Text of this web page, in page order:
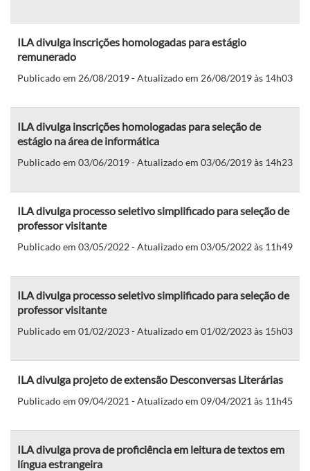
ILA divulga inscrições homologadas para estágio
remunerado
Publicado em 26/08/2019 - Atualizado em 26/08/2019 às 14h03
ILA divulga inscrições homologadas para seleção de
estágio na área de informática
Publicado em 03/06/2019 - Atualizado em 03/06/2019 às 14h23
ILA divulga processo seletivo simplificado para seleção de
professor visitante
Publicado em 03/05/2022 - Atualizado em 03/05/2022 às 11h49
ILA divulga processo seletivo simplificado para seleção de
professor visitante
Publicado em 01/02/2023 - Atualizado em 01/02/2023 às 15h03
ILA divulga projeto de extensão Desconversas Literárias
Publicado em 09/04/2021 - Atualizado em 09/04/2021 às 11h45
ILA divulga prova de proficiência em leitura de textos em
língua estrangeira